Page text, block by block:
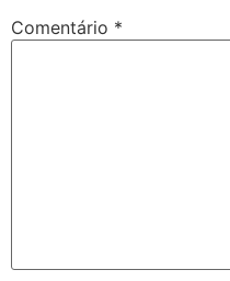
Comentário *